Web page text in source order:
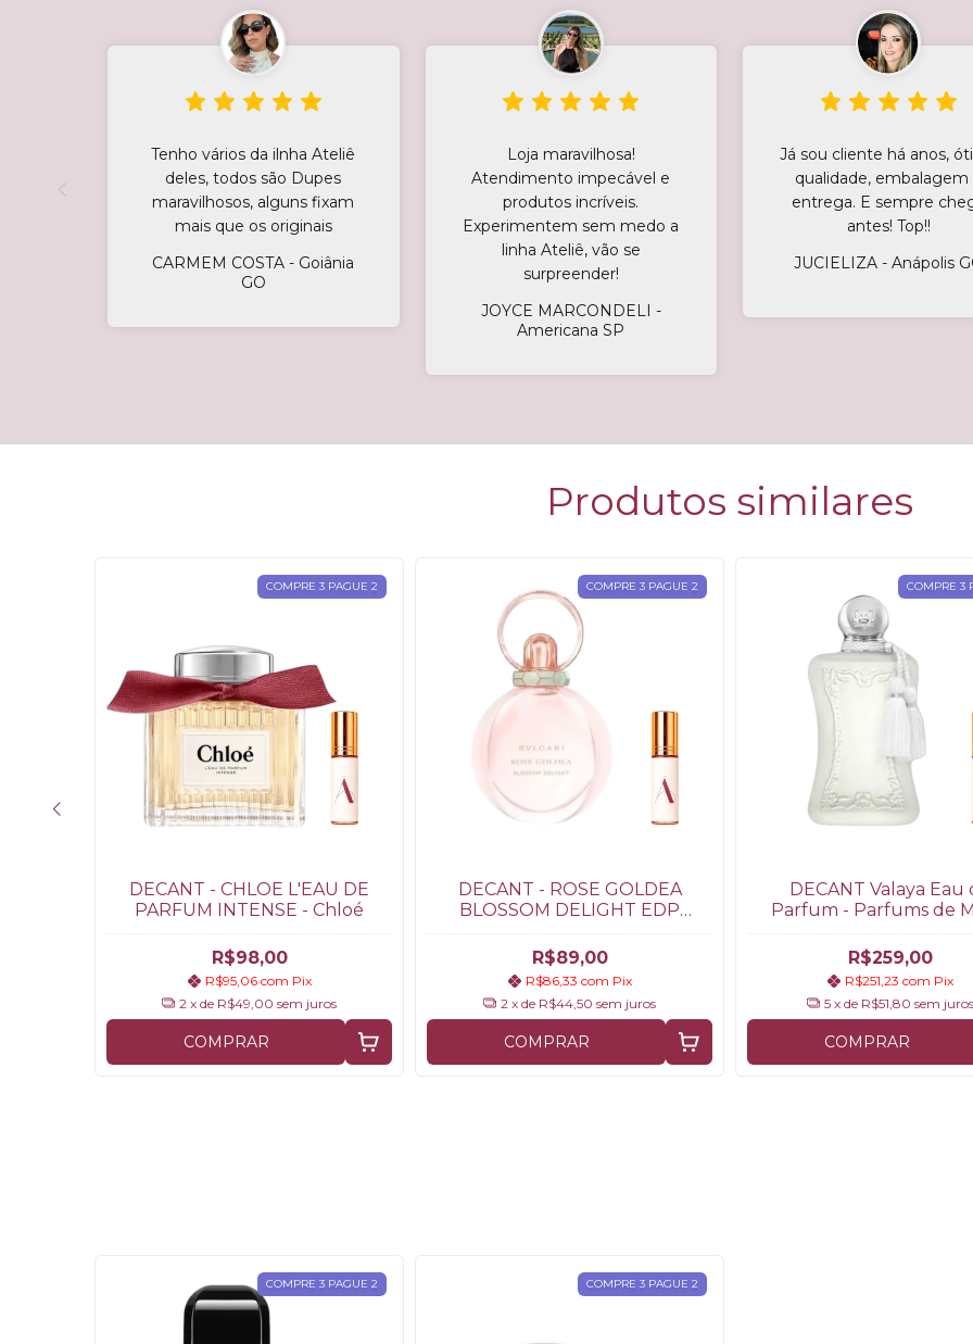
Tenho vários da ilnha Ateliê
deles, todos são Dupes
maravilhosos, alguns fixam
mais que os originais
CARMEM COSTA - Goiânia
GO
Loja maravilhosa!
Atendimento impecável e
produtos incríveis.
Experimentem sem medo a
linha Ateliê, vão se
surpreender!
JOYCE MARCONDELI -
Americana SP
Já sou cliente há anos,
qualidade, embalagem
entrega. E sempre
antes! Top!!
JUCIELIZA - Anápolis
Produtos similares
COMPRE 3 PAGUE 2
DECANT - CHLOE L'EAU DE
PARFUM INTENSE - Chloé
R$98,00
R$95,06 com Pix
2 x de R$49,00 sem juros
COMPRAR
COMPRE 3 PAGUE 2
DECANT - ROSE GOLDEA
BLOSSOM DELIGHT EDP
R$89,00
R$86,33 com Pix
2 x de R$44,50 sem juros
COMPRAR
COMPRE 3
DECANT Valaya Eau
Parfum - Parfums de
R$259,00
R$251,23 com Pix
5 x de R$51,80 sem juros
COMPRAR
COMPRE 3 PAGUE 2 COMPRE 3 PAGUE 2